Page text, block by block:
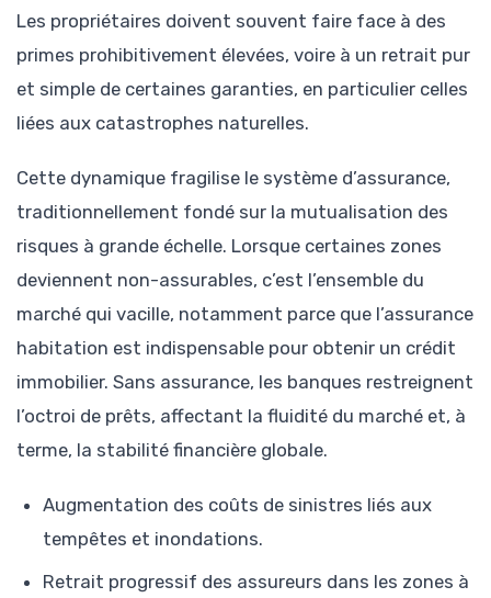
Les propriétaires doivent souvent faire face à des
primes prohibitivement élevées, voire à un retrait pur
et simple de certaines garanties, en particulier celles
liées aux catastrophes naturelles.
Cette dynamique fragilise le système d’assurance,
traditionnellement fondé sur la mutualisation des
risques à grande échelle. Lorsque certaines zones
deviennent non-assurables, c’est l’ensemble du
marché qui vacille, notamment parce que l’assurance
habitation est indispensable pour obtenir un crédit
immobilier. Sans assurance, les banques restreignent
l’octroi de prêts, affectant la fluidité du marché et, à
terme, la stabilité financière globale.
Augmentation des coûts de sinistres liés aux
tempêtes et inondations.
Retrait progressif des assureurs dans les zones à